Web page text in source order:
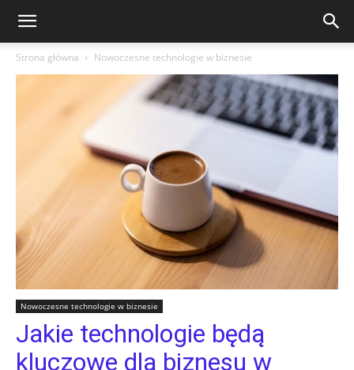
Strona główna Nowoczesne technologie w biznesie
Nowoczesne technologie w biznesie
Jakie technologie będą
kluczowe dla biznesu w